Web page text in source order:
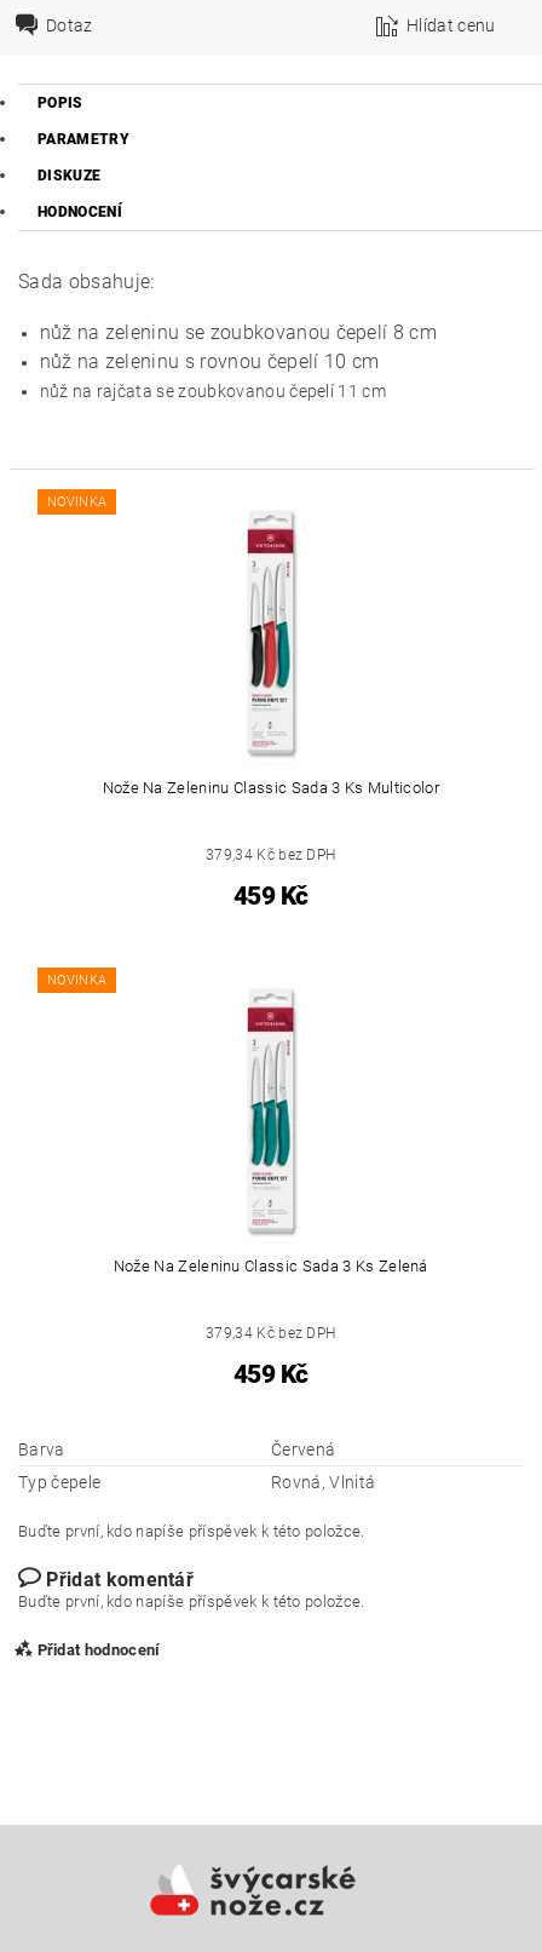
Dotaz Hlídat cenu
POPIS
PARAMETRY
DISKUZE
HODNOCENÍ
Sada obsahuje:
nůž na zeleninu se zoubkovanou čepelí 8 cm
nůž na zeleninu s rovnou čepelí 10 cm
nůž na rajčata se zoubkovanou čepelí 11 cm
NOVINKA
Nože Na Zeleninu Classic Sada 3 Ks Multicolor
379,34 Kč bez DPH
459 Kč
NOVINKA
Nože Na Zeleninu Classic Sada 3 Ks Zelená
379,34 Kč bez DPH
459 Kč
Barva
Červená
Typ čepele
Rovná, Vlnitá
Buďte první, kdo napíše příspěvek k této položce.
Přidat komentář
Buďte první, kdo napíše příspěvek k této položce.
Přidat hodnocení